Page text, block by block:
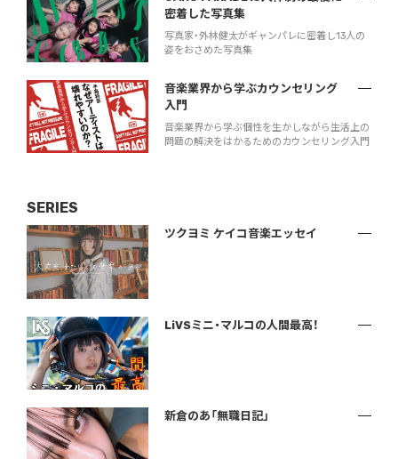
密着した写真集
写真家・外林健太がギャンパレに密着し13人の
姿をおさめた写真集
音楽業界から学ぶカウンセリング
入門
音楽業界から学ぶ個性を生かしながら生活上の
問題の解決をはかるためのカウンセリング入門
SERIES
ツクヨミ ケイコ音楽エッセイ
LiVSミニ・マルコの人間最高！
新倉のあ「無職日記」